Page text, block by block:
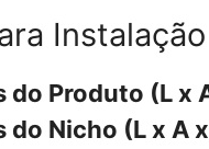
Instalação
do Produto (L x
do Nicho (L x A